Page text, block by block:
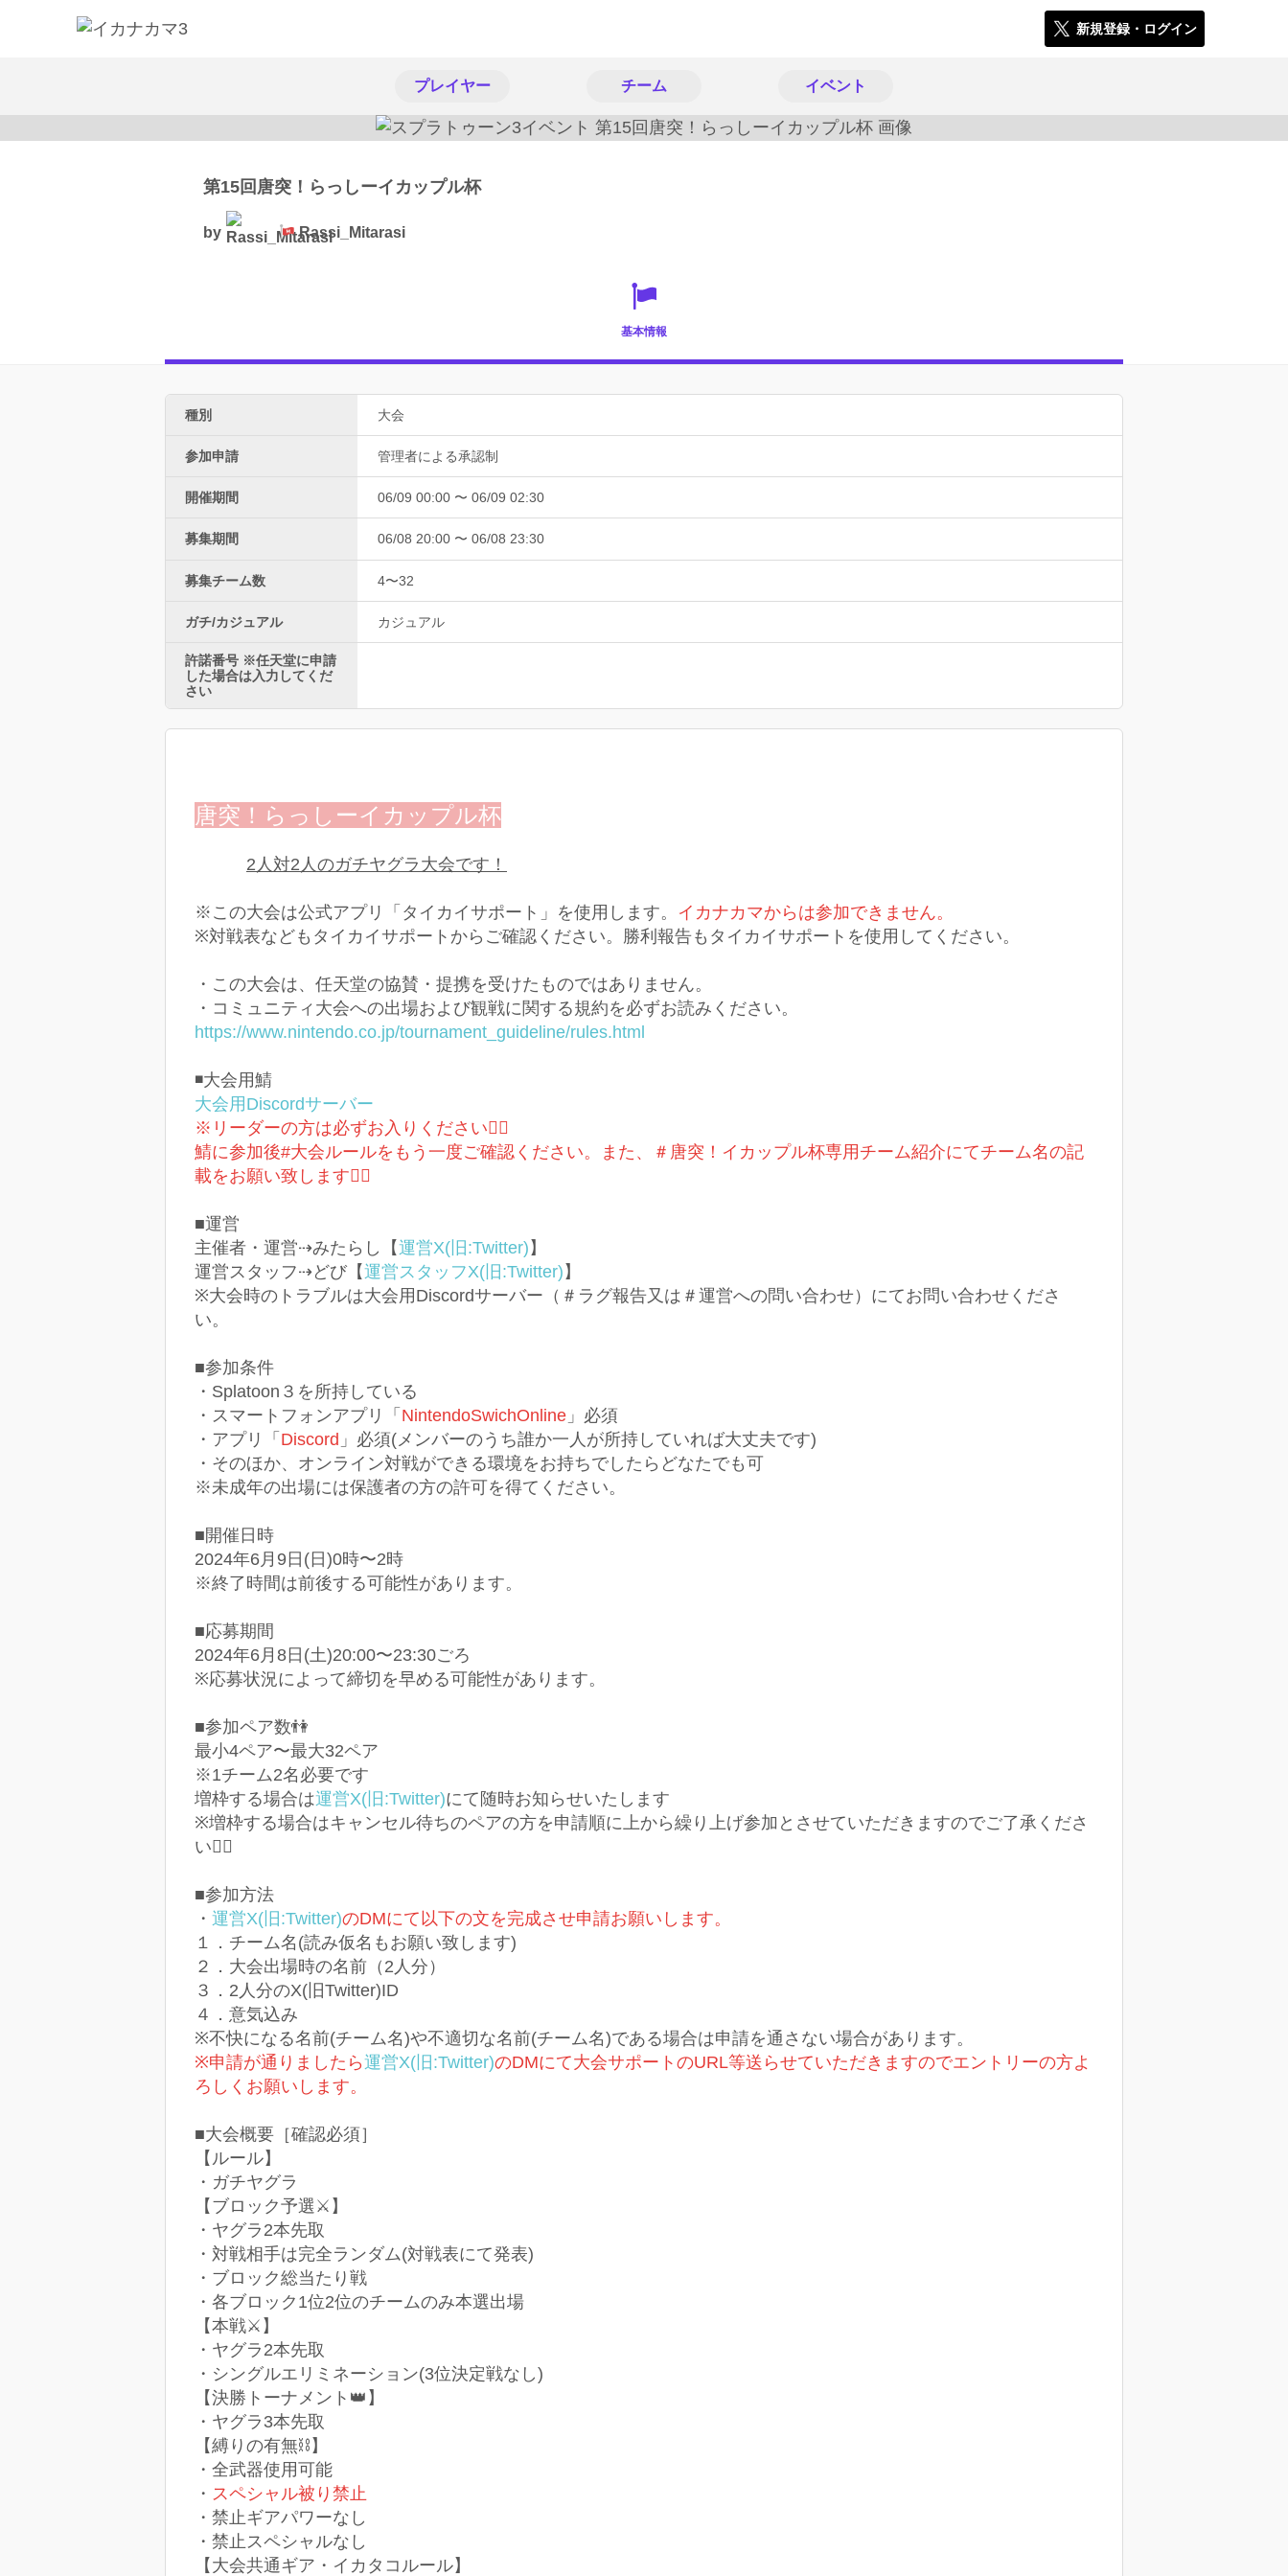
新規登録・ログイン
プレイヤー チーム イベント
第15回唐突！らっしーイカップル杯
by Rassi_Mitarasi
基本情報
種別 大会
参加申請 管理者による承認制
開催期間 06/09 00:00 〜 06/09 02:30
募集期間 06/08 20:00 〜 06/08 23:30
募集チーム数 4〜32
ガチ/カジュアル カジュアル
許諾番号 ※任天堂に申請
した場合は入力してくだ
さい
唐突！らっしーイカップル杯
2人対2人のガチヤグラ大会です！
※この大会は公式アプリ「タイカイサポート」を使用します。 イカナカマからは参加できません。
※対戦表などもタイカイサポートからご確認ください。勝利報告もタイカイサポートを使用してください。
・この大会は、任天堂の協賛・提携を受けたものではありません。
・コミュニティ大会への出場および観戦に関する規約を必ずお読みください。
https://www.nintendo.co.jp/tournament_guideline/rules.html
◾️大会用鯖
大会用Discordサーバー
※リーダーの方は必ずお入りください🙇‍♀️
鯖に参加後#大会ルールをもう一度ご確認ください。また、＃唐突！イカップル杯専用チーム紹介にてチーム名の記
載をお願い致します🙇‍♀️
■運営
主催者・運営⇢みたらし【運営X(旧:Twitter) 】
運営スタッフ⇢どび【運営スタッフX(旧:Twitter) 】
※大会時のトラブルは大会用Discordサーバー（＃ラグ報告又は＃運営への問い合わせ）にてお問い合わせくださ
い。
■参加条件
・Splatoon３を所持している
・スマートフォンアプリ「 NintendoSwichOnline 」必須
・アプリ「 Discord 」必須(メンバーのうち誰か一人が所持していれば大丈夫です)
・そのほか、オンライン対戦ができる環境をお持ちでしたらどなたでも可
※未成年の出場には保護者の方の許可を得てください。
■開催日時
2024年6月9日(日)0時〜2時
※終了時間は前後する可能性があります。
■応募期間
2024年6月8日(土)20:00〜23:30ごろ
※応募状況によって締切を早める可能性があります。
■参加ペア数👫
最小4ペア〜最大32ペア
※1チーム2名必要です
増枠する場合は運営X(旧:Twitter)にて随時お知らせいたします
※増枠する場合はキャンセル待ちのペアの方を申請順に上から繰り上げ参加とさせていただきますのでご了承くださ
い🙇‍♀️
■参加方法
・ 運営X(旧:Twitter)のDMにて以下の文を完成させ申請お願いします。
１．チーム名(読み仮名もお願い致します)
２．大会出場時の名前（2人分）
３．2人分のX(旧Twitter)ID
４．意気込み
※不快になる名前(チーム名)や不適切な名前(チーム名)である場合は申請を通さない場合があります。
※申請が通りましたら運営X(旧:Twitter)のDMにて大会サポートのURL等送らせていただきますのでエントリーの方よ
ろしくお願いします。
■大会概要［確認必須］
【ルール】
・ガチヤグラ
【ブロック予選⚔】
・ヤグラ2本先取
・対戦相手は完全ランダム(対戦表にて発表)
・ブロック総当たり戦
・各ブロック1位2位のチームのみ本選出場
【本戦⚔】
・ヤグラ2本先取
・シングルエリミネーション(3位決定戦なし)
【決勝トーナメント👑】
・ヤグラ3本先取
【縛りの有無⛓】
・全武器使用可能
・ スペシャル被り禁止
・禁止ギアパワーなし
・禁止スペシャルなし
【大会共通ギア・イカタコルール】